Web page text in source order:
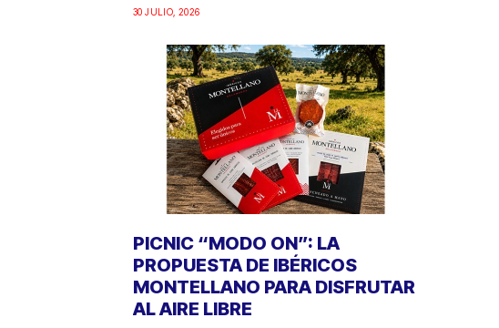
30 JULIO, 2026
PICNIC “MODO ON”: LA
PROPUESTA DE IBÉRICOS
MONTELLANO PARA DISFRUTAR
AL AIRE LIBRE